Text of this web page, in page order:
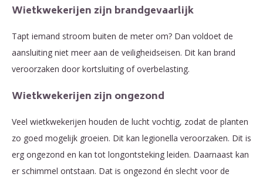
Wietkwekerijen zijn brandgevaarlijk
Tapt iemand stroom buiten de meter om? Dan voldoet de
aansluiting niet meer aan de veiligheidseisen. Dit kan brand
veroorzaken door kortsluiting of overbelasting.
Wietkwekerijen zijn ongezond
Veel wietkwekerijen houden de lucht vochtig, zodat de planten
zo goed mogelijk groeien. Dit kan legionella veroorzaken. Dit is
erg ongezond en kan tot longontsteking leiden. Daarnaast kan
er schimmel ontstaan. Dat is ongezond én slecht voor de